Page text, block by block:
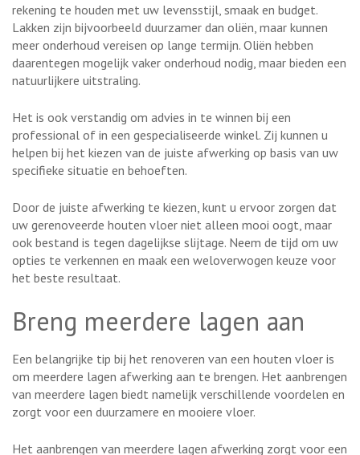
rekening te houden met uw levensstijl, smaak en budget.
Lakken zijn bijvoorbeeld duurzamer dan oliën, maar kunnen
meer onderhoud vereisen op lange termijn. Oliën hebben
daarentegen mogelijk vaker onderhoud nodig, maar bieden een
natuurlijkere uitstraling.
Het is ook verstandig om advies in te winnen bij een
professional of in een gespecialiseerde winkel. Zij kunnen u
helpen bij het kiezen van de juiste afwerking op basis van uw
specifieke situatie en behoeften.
Door de juiste afwerking te kiezen, kunt u ervoor zorgen dat
uw gerenoveerde houten vloer niet alleen mooi oogt, maar
ook bestand is tegen dagelijkse slijtage. Neem de tijd om uw
opties te verkennen en maak een weloverwogen keuze voor
het beste resultaat.
Breng meerdere lagen aan
Een belangrijke tip bij het renoveren van een houten vloer is
om meerdere lagen afwerking aan te brengen. Het aanbrengen
van meerdere lagen biedt namelijk verschillende voordelen en
zorgt voor een duurzamere en mooiere vloer.
Het aanbrengen van meerdere lagen afwerking zorgt voor een